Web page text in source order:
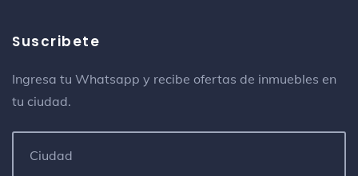
Suscribete
Ingresa tu Whatsapp y recibe ofertas de inmuebles en
tu ciudad.